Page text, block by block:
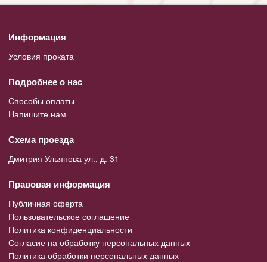
Информация
Условия проката
Подробнее о нас
Способы оплаты
Напишите нам
Схема проезда
Дмитрия Ульянова ул., д. 31
Правовая информация
Публичная оферта
Пользовательское соглашение
Политика конфиденциальности
Согласие на обработку персональных данных
Политика обработки персональных данных